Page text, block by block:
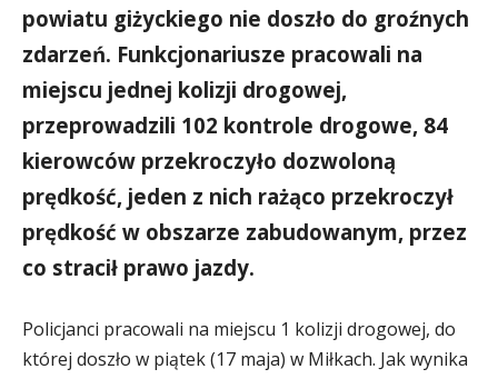
powiatu giżyckiego nie doszło do groźnych
zdarzeń. Funkcjonariusze pracowali na
miejscu jednej kolizji drogowej,
przeprowadzili 102 kontrole drogowe, 84
kierowców przekroczyło dozwoloną
prędkość, jeden z nich rażąco przekroczył
prędkość w obszarze zabudowanym, przez
co stracił prawo jazdy.
Policjanci pracowali na miejscu 1 kolizji drogowej, do
której doszło w piątek (17 maja) w Miłkach. Jak wynika